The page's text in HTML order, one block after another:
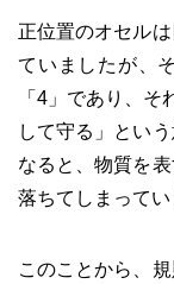
正位置のオセル
ていましたが、
「4」であり、
して守る」とい
なると、物質を
落ちてしまってい
このことから、